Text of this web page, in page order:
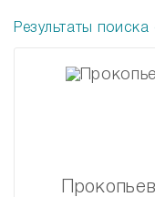
Результаты поиска